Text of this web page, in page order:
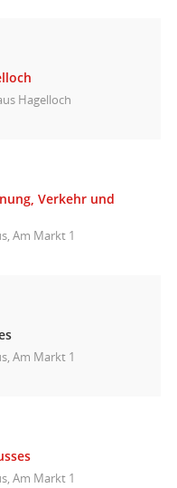
Hagelloch
Verkehr und
Am Markt 1
Am Markt 1
Am Markt 1